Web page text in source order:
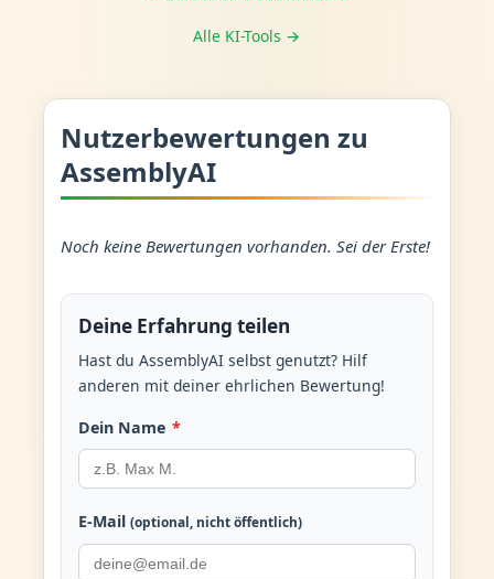
Alle KI-Tools →
Nutzerbewertungen zu
AssemblyAI
Noch keine Bewertungen vorhanden. Sei der Erste!
Deine Erfahrung teilen
Hast du AssemblyAI selbst genutzt? Hilf
anderen mit deiner ehrlichen Bewertung!
Dein Name *
E-Mail (optional, nicht öffentlich)